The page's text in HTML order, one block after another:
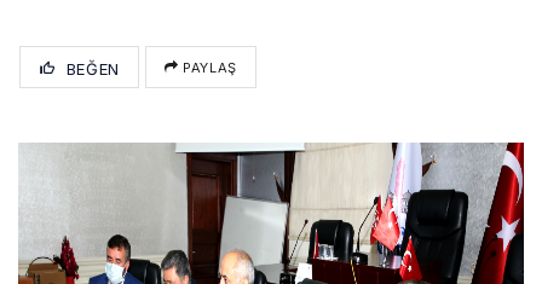
BEĞEN PAYLAŞ